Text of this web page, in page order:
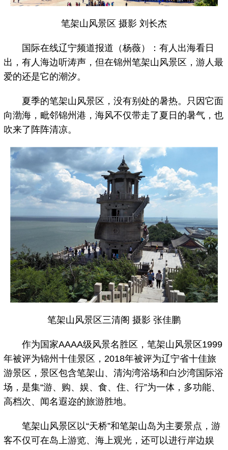
笔架山风景区 摄影 刘长杰
国际在线辽宁频道报道（杨薇）：有人出海看日
出，有人海边听涛声，但在锦州笔架山风景区，游人最
爱的还是它的潮汐。
夏季的笔架山风景区，没有别处的暑热。只因它面
向渤海，毗邻锦州港，海风不仅带走了夏日的暑气，也
吹来了阵阵清凉。
笔架山风景区三清阁 摄影 张佳鹏
作为国家AAAA级风景名胜区，笔架山风景区1999
年被评为锦州十佳景区，2018年被评为辽宁省十佳旅
游景区，景区包含笔架山、清沟湾浴场和白沙湾国际浴
场，是集“游、购、娱、食、住、行”为一体，多功能、
高档次、闻名遐迩的旅游胜地。
笔架山风景区以“天桥”和笔架山岛为主要景点，游
客不仅可在岛上游览、海上观光，还可以进行岸边娱